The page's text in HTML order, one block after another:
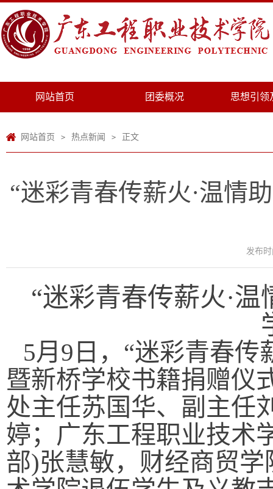
网站首页 团委概况 思想引领
网站首页 > 热点新闻 > 正文
“迷彩青春传薪火·温情
发布时
“迷彩青春传薪火·
5月9日，“迷彩青春传
暨新桥学校书籍捐赠仪
处主任苏国华、副主任
婷；广东工程职业技术
部)张慧敏，财经商贸